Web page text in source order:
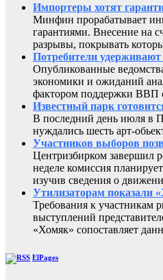
Импортеры хотят
Минфин прорабатывает
гарантиями. Внесение на
разрывы, покрывать
Потребители
Опубликованные
экономики и ожиданий
фактором поддержки ВВП
Известный парк
В последний день июля в
нуждались шесть арт-
Участников выборов
Центризбирком завершил
неделе комиссия
изучив сведения о
Утилизаторам показали
Требования к участникам
выступлений
«Хомяк» сопоставляет
ElPages